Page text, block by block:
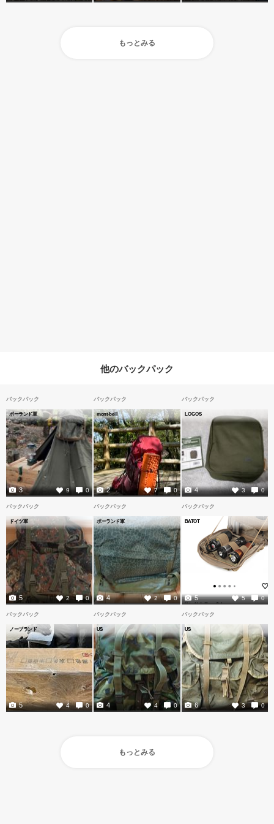
もっとみる
他のバックパック
バックパック
ポーランド軍
9 0
3
バックパック
mont-bell
7 0
2
バックパック
LOGOS
3 0
4
バックパック
ドイツ軍
2 0
5
バックパック
ポーランド軍
2 0
4
バックパック
BATOT
5 0
5
バックパック
ノーブランド
4 0
5
バックパック
US
4 0
4
バックパック
US
3 0
6
もっとみる